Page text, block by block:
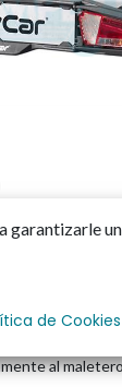
al
garantizarle
de Cookies